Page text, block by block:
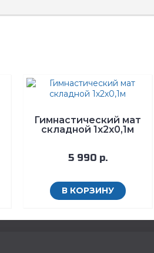
Гимнастический мат
складной 1х2х0,1м
5 990 р.
В КОРЗИНУ